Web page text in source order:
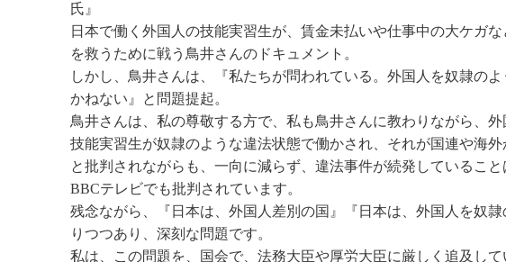
氏』
日本で働く外国人の技能実習生が、賃金未払いや仕事中の大ケガ
を救うために戦う鳥井さんのドキュメント。
しかし、鳥井さんは、『私たちが問われている。外国人を奴隷の
かねない』と問題提起。
鳥井さんは、私の尊敬する方で、私も鳥井さんに教わりながら、
技能実習生が奴隷のような違法状態で働かされ、それが国連や海
と批判されながらも、一向に減らず、違法事件が続発しているこ
BBCテレビでも批判されています。
残念ながら、『日本は、外国人差別の国』『日本は、外国人を奴
りつつあり、深刻な問題です。
私は、この問題を、国会で、法務大臣や厚労大臣に厳しく追及し